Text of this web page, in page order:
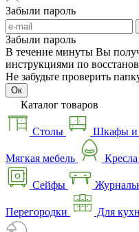
Забыли пароль
Забыли пароль
В течение минуты Вы
инструкциями по
Не забудьте проверить
Ок
Каталог товаров
Столы Шкафы и
Мягкая мебель Кресла
Сейфы
Перегородки Для